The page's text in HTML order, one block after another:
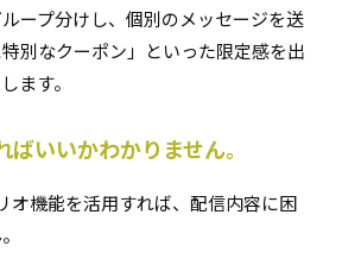
ープ分けし、個別のメッセージを送
別なクーポン」といった限定感を出
ます。
ばいいかわかりません。
オ機能を活用すれば、配信内容に困